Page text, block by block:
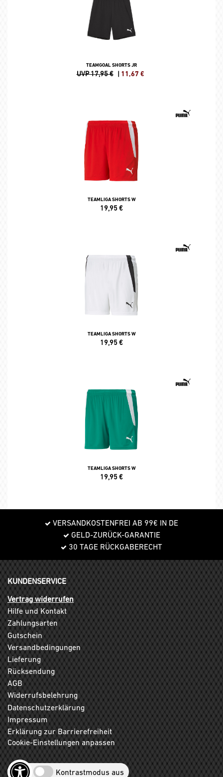
TEAMGOAL SHORTS JR
UVP 17,95 € | 11,67 €
TEAMLIGA SHORTS W
19,95€
TEAMLIGA SHORTS W
19,95€
TEAMLIGA SHORTS W
19,95€
VERSANDKOSTENFREI AB 99€ IN DE
GELD-ZURÜCK-GARANTIE
30 TAGE RÜCKGABERECHT
KUNDENSERVICE
Vertrag widerrufen
Hilfe und Kontakt
Zahlungsarten
Gutschein
Versandbedingungen
Lieferung
Rücksendung
AGB
Widerrufsbelehrung
Datenschutzerklärung
Impressum
Erklärung zur Barrierefreiheit
Cookie-Einstellungen anpassen
Kontrastmodus aus